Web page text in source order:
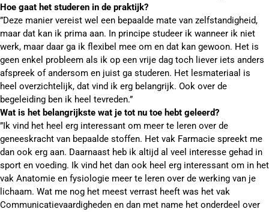
Hoe gaat het studeren in de praktijk?
”Deze manier vereist wel een bepaalde mate van zelfstandigheid,
maar dat kan ik prima aan. In principe studeer ik wanneer ik niet
werk, maar daar ga ik flexibel mee om en dat kan gewoon. Het is
geen enkel probleem als ik op een vrije dag toch liever iets anders
afspreek of andersom en juist ga studeren. Het lesmateriaal is
heel overzichtelijk, dat vind ik erg belangrijk. Ook over de
begeleiding ben ik heel tevreden.”
Wat is het belangrijkste wat je tot nu toe hebt geleerd?
”Ik vind het heel erg interessant om meer te leren over de
geneeskracht van bepaalde stoffen. Het vak Farmacie spreekt me
dan ook erg aan. Daarnaast heb ik altijd al veel interesse gehad in
sport en voeding. Ik vind het dan ook heel erg interessant om in het
vak Anatomie en fysiologie meer te leren over de werking van je
lichaam. Wat me nog het meest verrast heeft was het vak
Communicatievaardigheden en dan met name het onderdeel over